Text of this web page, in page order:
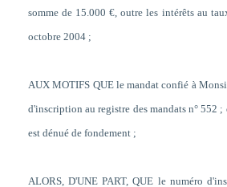
somme de 15.000 €, outre les intérêts au
octobre 2004 ;
AUX MOTIFS QUE le mandat confié à
d'inscription au registre des mandats n° 552
est dénué de fondement ;
ALORS, D'UNE PART, QUE le numéro